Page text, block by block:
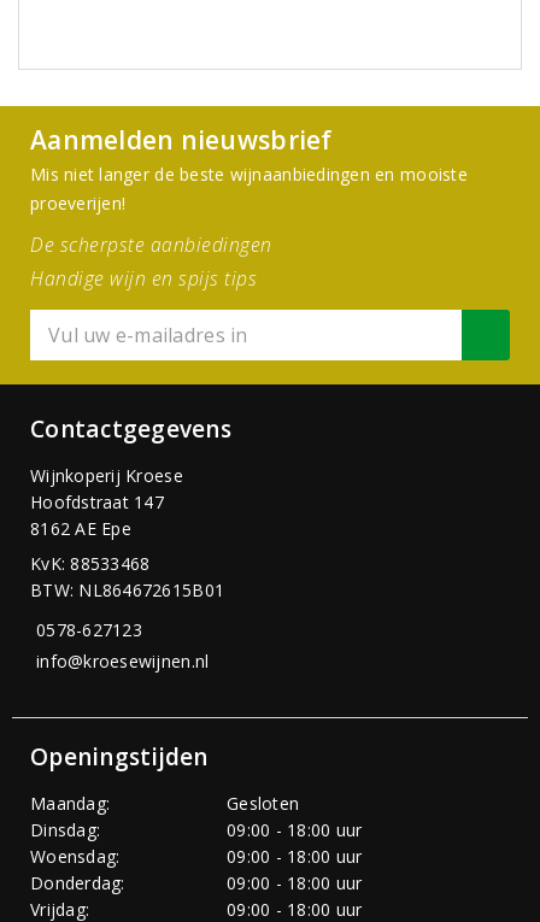
Aanmelden nieuwsbrief
Mis niet langer de beste wijnaanbiedingen en mooiste
proeverijen!
De scherpste aanbiedingen
Handige wijn en spijs tips
Contactgegevens
Wijnkoperij Kroese
Hoofdstraat 147
8162 AE Epe
KvK: 88533468
BTW: NL864672615B01
0578-627123
info@kroesewijnen.nl
Openingstijden
Maandag:
Gesloten
Dinsdag:
09:00 - 18:00 uur
Woensdag:
09:00 - 18:00 uur
Donderdag:
09:00 - 18:00 uur
Vrijdag:
09:00 - 18:00 uur